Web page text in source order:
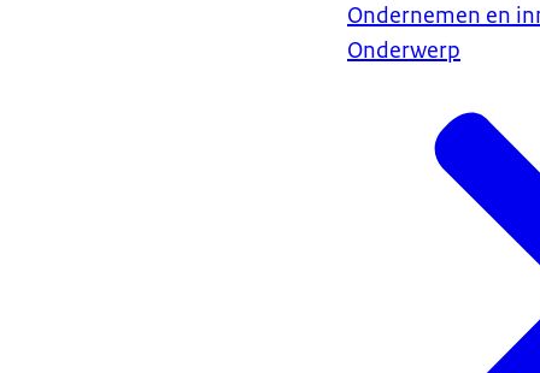
Ondernemen en
Onderwerp